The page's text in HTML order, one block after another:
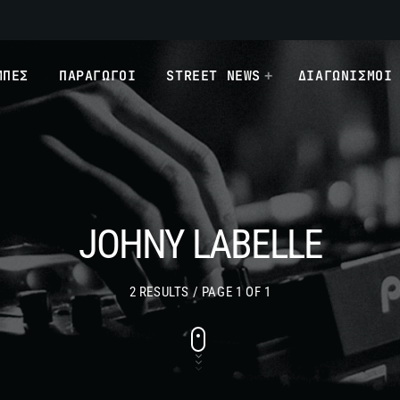
ΠΑΡΑΓΩΓΟΙ STREET NEWS ΔΙΑΓΩΝΙΣΜΟΙ
JOHNY LABELLE
2 RESULTS / PAGE 1 OF 1